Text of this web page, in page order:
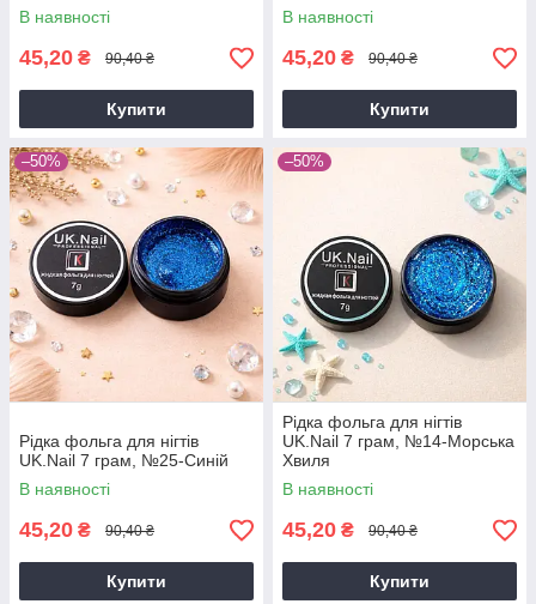
В наявності
45,20 ₴ 90,40 ₴
Купити
В наявності
45,20 ₴ 90,40 ₴
Купити
–50%
Рідка фольга для нігтів
UK.Nail 7 грам, №25-Синій
В наявності
45,20 ₴ 90,40 ₴
Купити
–50%
Рідка фольга для нігтів
UK.Nail 7 грам, №14-Морська
Хвиля
В наявності
45,20 ₴ 90,40 ₴
Купити